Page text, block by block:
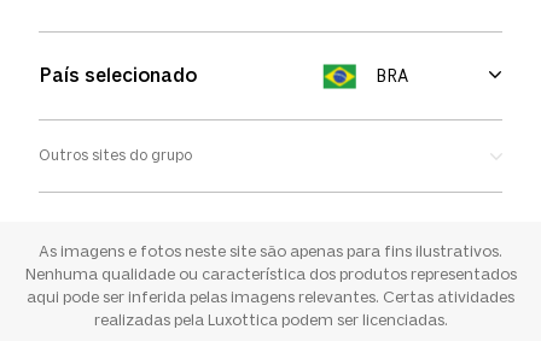
País selecionado BRA
Outros sites do grupo
Ray-ban
Sunglass Hut
As imagens e fotos neste site são apenas para fins ilustrativos.
Nenhuma qualidade ou característica dos produtos representados
aqui pode ser inferida pelas imagens relevantes. Certas atividades
realizadas pela Luxottica podem ser licenciadas.